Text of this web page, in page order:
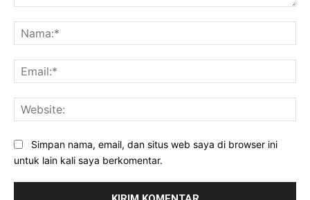
Simpan nama, email, dan situs web saya di browser ini
untuk lain kali saya berkomentar.